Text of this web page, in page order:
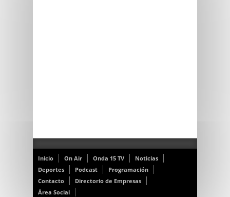
Inicio On Air Onda 15 TV
Noticias
Deportes
Podcast
Programación
Contacto
Directorio de Empresas
Área Social